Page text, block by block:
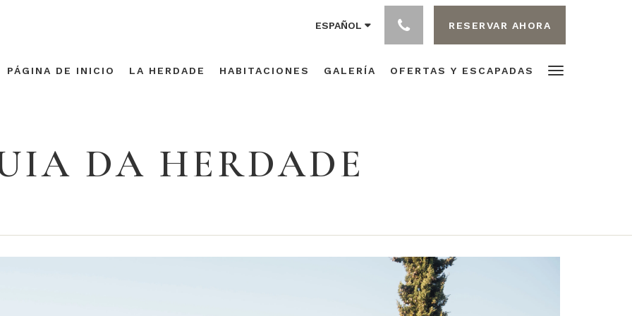
ESPAÑOL RESERVAR AHORA
PÁGINA DE INICIO LA HERDADE HABITACIONES GALERÍA OFERTAS Y ESCAPADAS
DA HERDADE